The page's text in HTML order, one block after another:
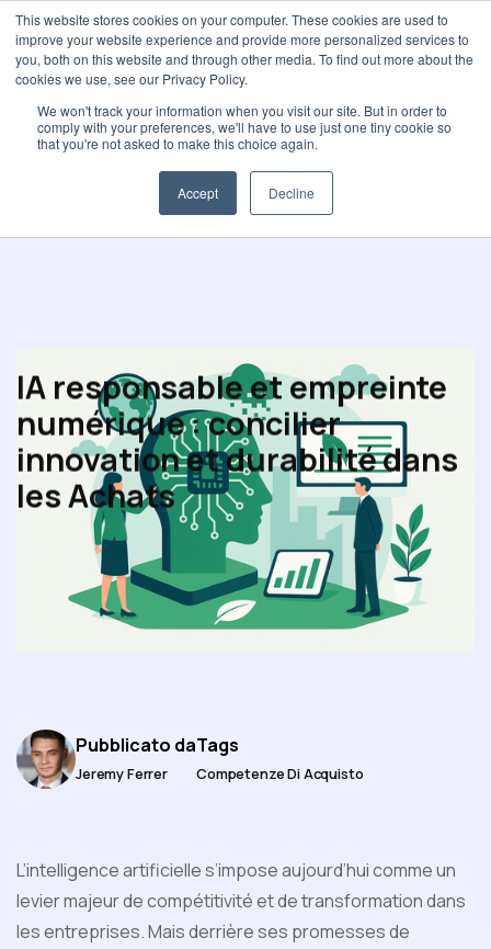
This website stores cookies on your computer. These cookies are used to
improve your website experience and provide more personalized services to
you, both on this website and through other media. To find out more about the
cookies we use, see our Privacy Policy.
We won't track your information when you visit our site. But in order to
comply with your preferences, we'll have to use just one tiny cookie so
that you're not asked to make this choice again.
Accept Decline
No items found.
IA responsable et empreinte
numérique : concilier
innovation et durabilité dans
les Achats
Pubblicato da
Jeremy Ferrer
Tags
Competenze Di Acquisto
L’intelligence artificielle s’impose aujourd’hui comme un
levier majeur de compétitivité et de transformation dans
les entreprises. Mais derrière ses promesses de